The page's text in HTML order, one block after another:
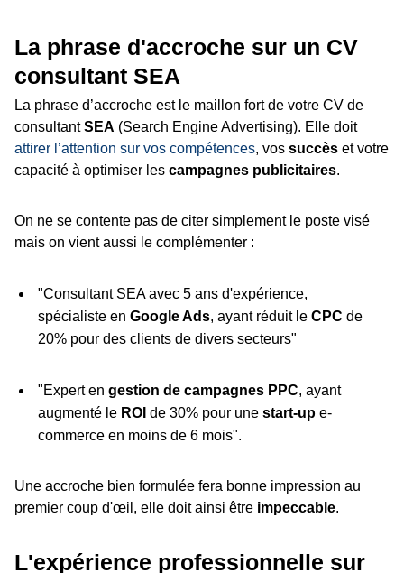
La phrase d'accroche sur un CV
consultant SEA
La phrase d’accroche est le maillon fort de votre CV de
consultantSEA (Search Engine Advertising). Elle doit
attirer l’attention sur vos compétences, vos succès et votre
capacité à optimiser les campagnes publicitaires.
On ne se contente pas de citer simplement le poste visé
mais on vient aussi le complémenter :
"Consultant SEA avec 5 ans d'expérience,
spécialiste en Google Ads, ayant réduit le CPC de
20% pour des clients de divers secteurs"
"Expert en gestion de campagnes PPC, ayant
augmenté le ROI de 30% pour une start-upe-
commerce en moins de 6 mois".
Une accroche bien formulée fera bonne impression au
premier coup d'œil, elle doit ainsi être impeccable.
L'expérience professionnelle sur